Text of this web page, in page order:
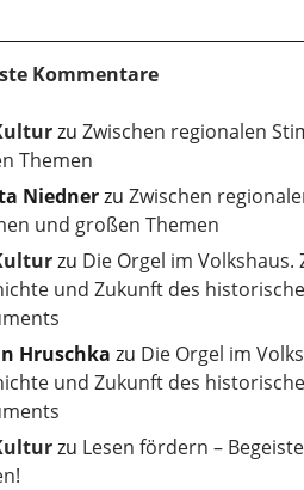
Kommentare
zu Zwischen regionalen
Themen
Niednerzu Zwischen
und großen Themen
zu Die Orgel im Volkshaus.
und Zukunft des
Hruschka zu Die Orgel im
und Zukunft des
zu Lesen fördern –